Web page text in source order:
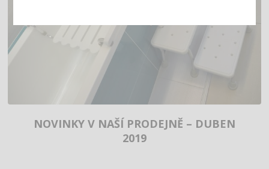
NOVINKY V NAŠÍ PRODEJNĚ – DUBEN
2019